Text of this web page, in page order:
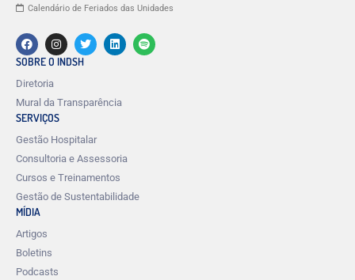
Calendário de Feriados das Unidades
SOBRE O INDSH
Diretoria
Mural da Transparência
SERVIÇOS
Gestão Hospitalar
Consultoria e Assessoria
Cursos e Treinamentos
Gestão de Sustentabilidade
MÍDIA
Artigos
Boletins
Podcasts